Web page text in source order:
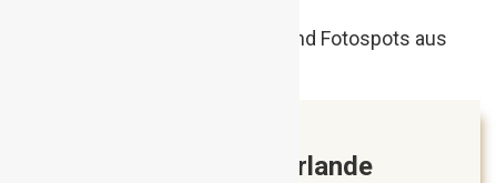
Zaanse Schans, Niederlande